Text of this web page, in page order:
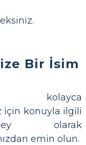
Bir İsim
kolayca
için konuyla ilgili
olarak
emin olun.